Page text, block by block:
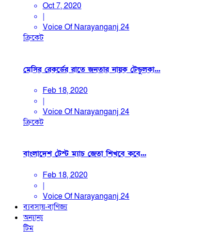
Oct 7, 2020
|
Voice Of Narayanganj 24
ক্রিকেট
মেসির রেকর্ডের রাতে জনতার নায়ক টেন্ডুলকা...
Feb 18, 2020
|
Voice Of Narayanganj 24
ক্রিকেট
বাংলাদেশ টেস্ট ম্যাচ জেতা শিখবে কবে...
Feb 18, 2020
|
Voice Of Narayanganj 24
ব্যবসায়-বাণিজ্য
অন্যান্য
টিম